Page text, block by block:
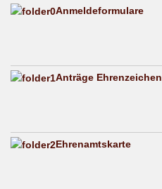
Anmeldeformulare
Anträge Ehrenzeichen
Ehrenamtskarte